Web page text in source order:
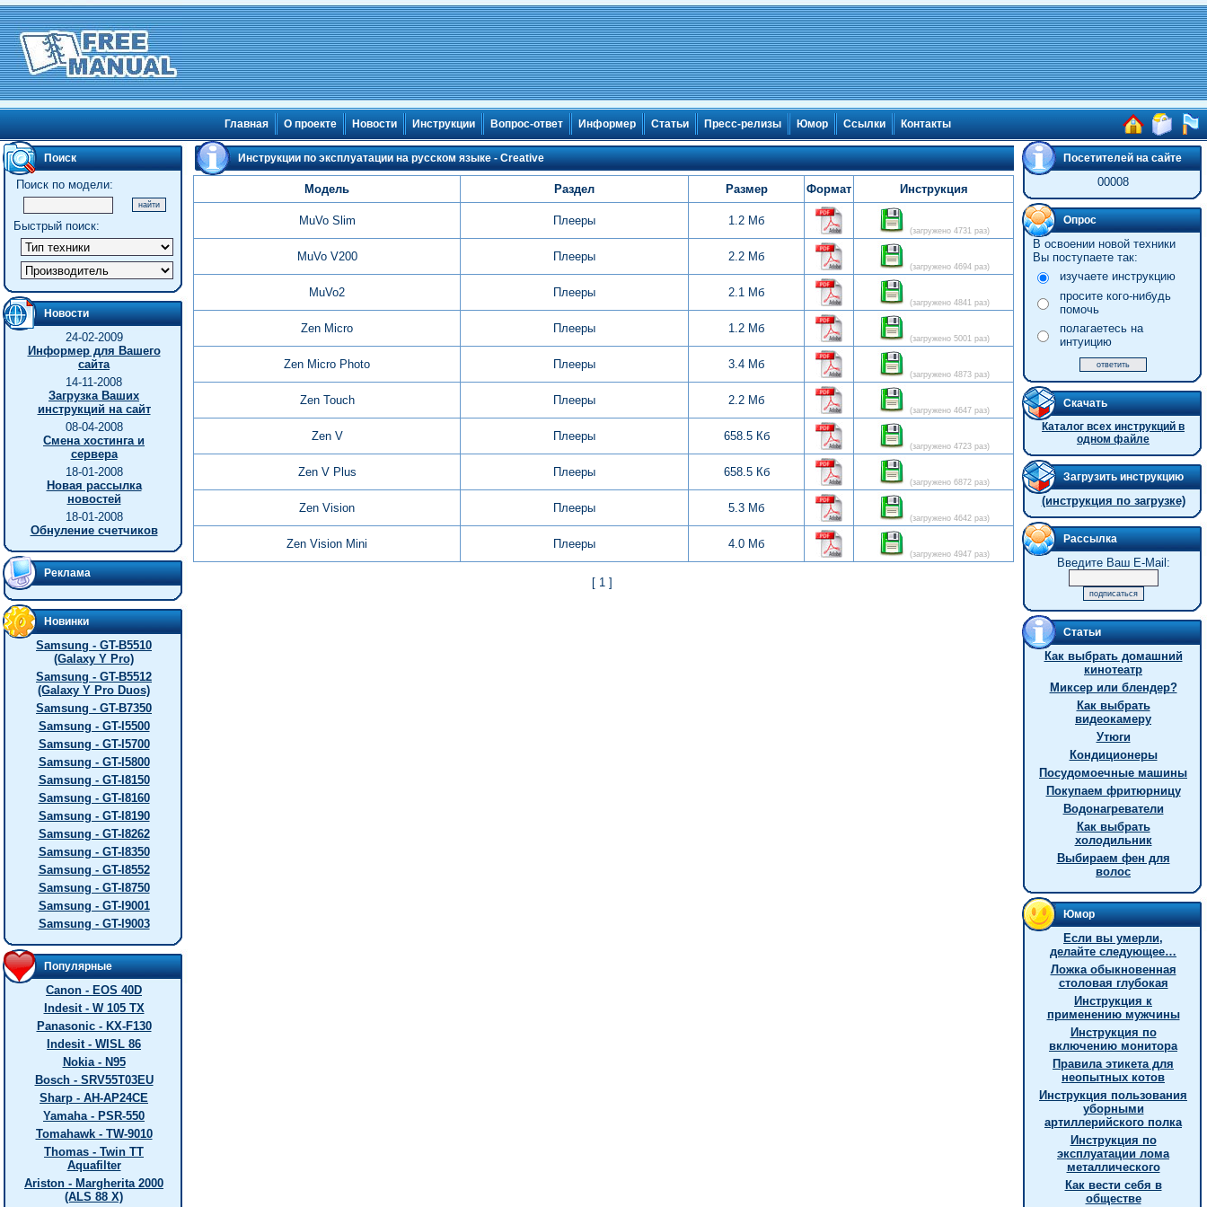
Главная О проекте Новости Инструкции Вопрос-ответ Информер Статьи Пресс-релизы Юмор Ссылки Контакты
Поиск
Поиск по модели:
Быстрый поиск:
Новости
24-02-2009
Информер для Вашего
сайта
14-11-2008
Загрузка Ваших
инструкций на сайт
08-04-2008
Смена хостинга и
сервера
18-01-2008
Новая рассылка
новостей
18-01-2008
Обнуление счетчиков
Реклама
Новинки
Samsung - GT-B5510
(Galaxy Y Pro)
Samsung - GT-B5512
(Galaxy Y Pro Duos)
Samsung - GT-B7350
Samsung - GT-I5500
Samsung - GT-I5700
Samsung - GT-I5800
Samsung - GT-I8150
Samsung - GT-I8160
Samsung - GT-I8190
Samsung - GT-I8262
Samsung - GT-I8350
Samsung - GT-I8552
Samsung - GT-I8750
Samsung - GT-I9001
Samsung - GT-I9003
Популярные
Canon - EOS 40D
Indesit - W 105 TX
Panasonic - KX-F130
Indesit - WISL 86
Nokia - N95
Bosch - SRV55T03EU
Sharp - AH-AP24CE
Yamaha - PSR-550
Tomahawk - TW-9010
Thomas - Twin TT
Aquafilter
Ariston - Margherita 2000
(ALS 88 X)
Инструкции по эксплуатации на русском языке - Creative
Модель Раздел Размер Формат Инструкция
MuVo Slim Плееры 1.2 Мб
(загружено 4731 раз)
MuVo V200 Плееры 2.2 Мб
(загружено 4694 раз)
MuVo2 Плееры 2.1 Мб
(загружено 4841 раз)
Zen Micro Плееры 1.2 Мб
(загружено 5001 раз)
Zen Micro Photo Плееры 3.4 Мб
(загружено 4873 раз)
Zen Touch Плееры 2.2 Мб
(загружено 4647 раз)
Zen V Плееры 658.5 Кб
(загружено 4723 раз)
Zen V Plus Плееры 658.5 Кб
(загружено 6872 раз)
Zen Vision Плееры 5.3 Мб
(загружено 4642 раз)
Zen Vision Mini Плееры 4.0 Мб
(загружено 4947 раз)
[ 1 ]
Посетителей на сайте
00008
Опрос
В освоении новой техники
Вы поступаете так:
изучаете инструкцию
просите кого-нибудь
помочь
полагаетесь на
интуицию
Скачать
Каталог всех инструкций в
одном файле
Загрузить инструкцию
(инструкция по загрузке)
Рассылка
Введите Ваш E-Mail:
Статьи
Как выбрать домашний
кинотеатр
Миксер или блендер?
Как выбрать
видеокамеру
Утюги
Кондиционеры
Посудомоечные машины
Покупаем фритюрницу
Водонагреватели
Как выбрать
холодильник
Выбираем фен для
волос
Юмор
Если вы умерли,
делайте следующее…
Ложка обыкновенная
столовая глубокая
Инструкция к
применению мужчины
Инструкция по
включению монитора
Правила этикета для
неопытных котов
Инструкция пользования
уборными
артиллерийского полка
Инструкция по
эксплуатации лома
металлического
Как вести себя в
обществе